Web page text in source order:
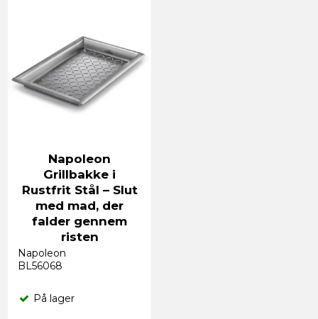
Napoleon
Grillbakke i
Rustfrit Stål – Slut
med mad, der
falder gennem
risten
Napoleon
BL56068
På lager